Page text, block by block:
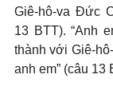
Giê-hô-va Đức
13 BTT). “Anh
thành với Giê-
anh em” (câu 13